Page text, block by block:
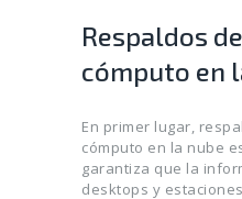
Respaldos
cómputo en
En primer lugar,
cómputo en la nube
garantiza que la
desktops y